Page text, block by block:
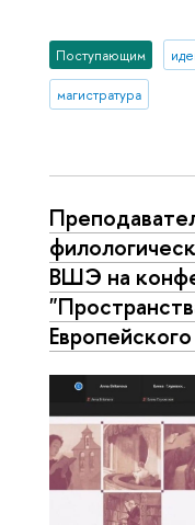
Поступающим
магистратура
ВШЭ на